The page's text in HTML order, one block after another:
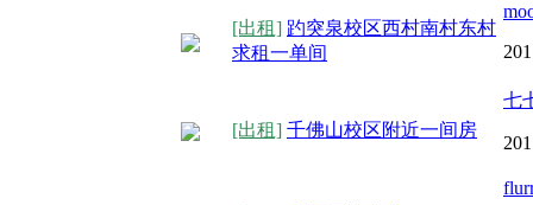
[出租] 趵突泉校区西村南村东村
求租一单间
[出租] 千佛山校区附近一间房
七